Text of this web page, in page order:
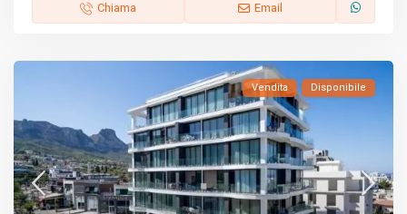
Chiama Email
Vendita Disponibile